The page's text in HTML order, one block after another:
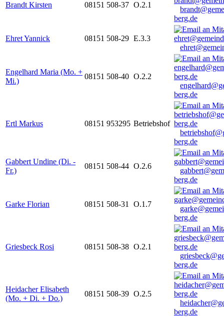
Brandt Kirsten 08151 508-37 O.2.1
berg.de
Ehret Yannick 08151 508-29 E.3.3
Engelhard Maria (Mo. +
Mi.)
08151 508-40 O.2.2
berg.de
Ertl Markus 08151 953295 Betriebshof
berg.de
Gabbert Undine (Di. -
Fr.)
08151 508-44 O.2.6
berg.de
Garke Florian 08151 508-31 O.1.7
berg.de
Griesbeck Rosi 08151 508-38 O.2.1
berg.de
Heidacher Elisabeth
(Mo. + Di. + Do.)
08151 508-39 O.2.5
berg.de